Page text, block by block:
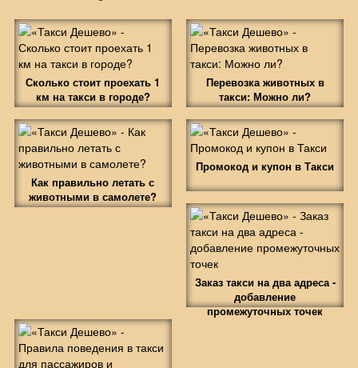
Сколько стоит проехать 1
км на такси в городе?
Перевозка животных в
такси: Можно ли?
Как правильно летать с
животными в самолете?
Промокод и купон в Такси
Заказ такси на два адреса -
добавление
промежуточных точек